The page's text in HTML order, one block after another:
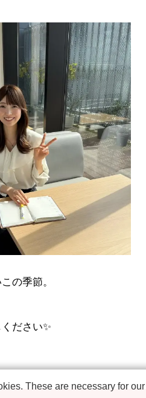
の季節。
ださい✨
These are necessary for